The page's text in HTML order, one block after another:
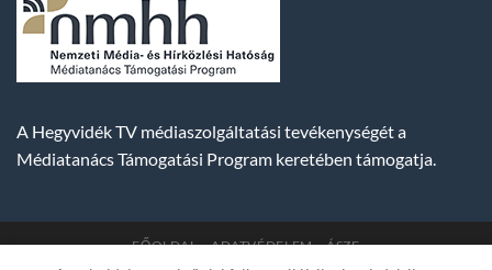
A Hegyvidék TV médiaszolgáltatási tevékenységét a
Médiatanács Támogatási Program keretében támogatja.
FŐOLDAL ADATVÉDELEM ÁSZF